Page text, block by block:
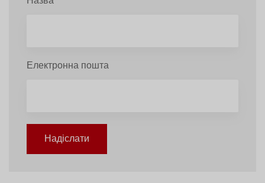
Електронна пошта
Надіслати